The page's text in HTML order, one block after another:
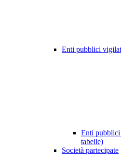
Enti pubblici
Enti
tabelle)
Società partecipate